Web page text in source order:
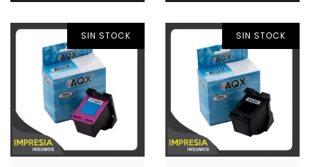
SIN STOCK SIN STOCK